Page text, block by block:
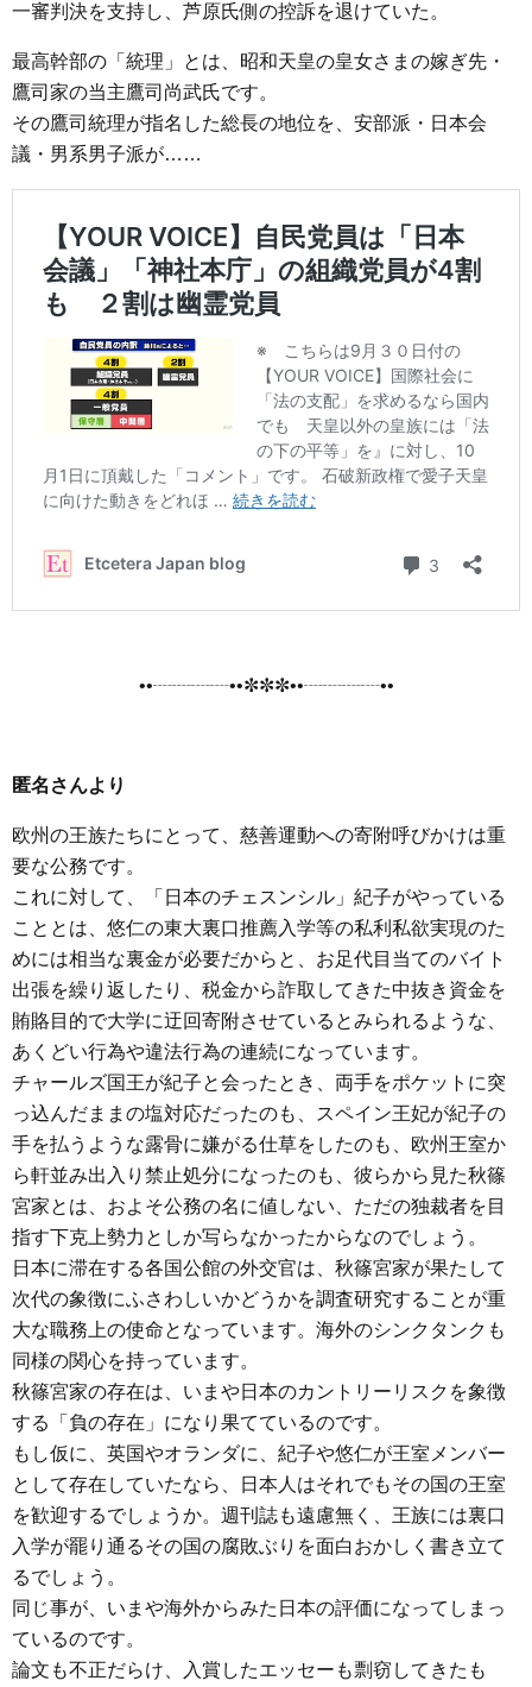
一審判決を支持し、芦原氏側の控訴を退けていた。
最高幹部の「統理」とは、昭和天皇の皇女さまの嫁ぎ先・
鷹司家の当主鷹司尚武氏です。
その鷹司統理が指名した総長の地位を、安部派・日本会
議・男系男子派が……
••┈┈┈┈••✼✼✼••┈┈┈┈••
匿名さんより
欧州の王族たちにとって、慈善運動への寄附呼びかけは重
要な公務です。
これに対して、「日本のチェスンシル」紀子がやっている
こととは、悠仁の東大裏口推薦入学等の私利私欲実現のた
めには相当な裏金が必要だからと、お足代目当てのバイト
出張を繰り返したり、税金から詐取してきた中抜き資金を
賄賂目的で大学に迂回寄附させているとみられるような、
あくどい行為や違法行為の連続になっています。
チャールズ国王が紀子と会ったとき、両手をポケットに突
っ込んだままの塩対応だったのも、スペイン王妃が紀子の
手を払うような露骨に嫌がる仕草をしたのも、欧州王室か
ら軒並み出入り禁止処分になったのも、彼らから見た秋篠
宮家とは、およそ公務の名に値しない、ただの独裁者を目
指す下克上勢力としか写らなかったからなのでしょう。
日本に滞在する各国公館の外交官は、秋篠宮家が果たして
次代の象徴にふさわしいかどうかを調査研究することが重
大な職務上の使命となっています。海外のシンクタンクも
同様の関心を持っています。
秋篠宮家の存在は、いまや日本のカントリーリスクを象徴
する「負の存在」になり果てているのです。
もし仮に、英国やオランダに、紀子や悠仁が王室メンバー
として存在していたなら、日本人はそれでもその国の王室
を歓迎するでしょうか。週刊誌も遠慮無く、王族には裏口
入学が罷り通るその国の腐敗ぶりを面白おかしく書き立て
るでしょう。
同じ事が、いまや海外からみた日本の評価になってしまっ
ているのです。
論文も不正だらけ、入賞したエッセーも剽窃してきたも